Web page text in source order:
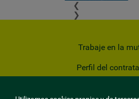
❮
❯
Trabaje en la
Perfil del